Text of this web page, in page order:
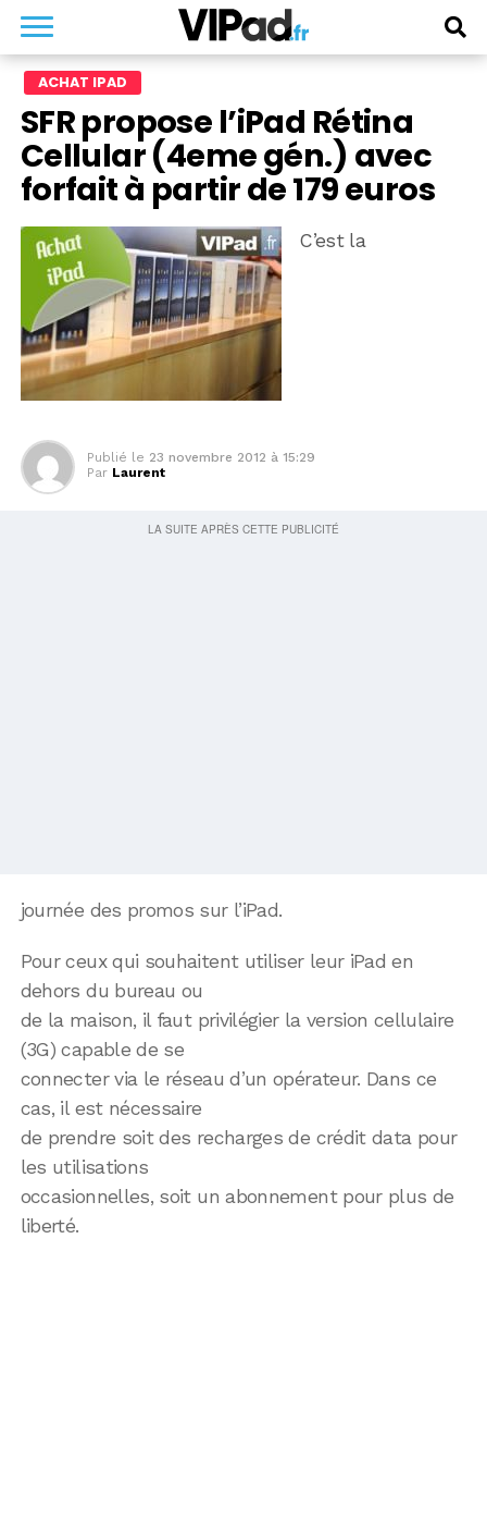
ACHAT IPAD
SFR propose l’iPad Rétina
Cellular (4eme gén.) avec
forfait à partir de 179 euros
C’est la
Publié le 23 novembre 2012 à 15:29
Par Laurent
journée des promos sur l’iPad.
Pour ceux qui souhaitent utiliser leur iPad en
dehors du bureau ou
de la maison, il faut privilégier la version cellulaire
(3G) capable de se
connecter via le réseau d’un opérateur. Dans ce
cas, il est nécessaire
de prendre soit des recharges de crédit data pour
les utilisations
occasionnelles, soit un abonnement pour plus de
liberté.